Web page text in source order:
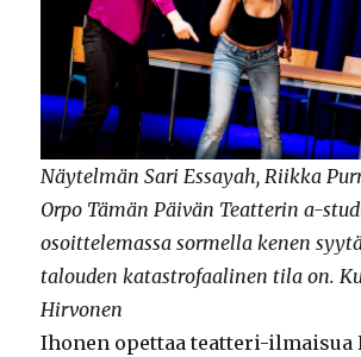
Näytelmän Sari Essayah, Riikka
Orpo Tämän Päivän Teatterin a-
osoittelemassa sormella kenen
talouden katastrofaalinen tila on.
Hirvonen
Ihonen opettaa teatteri-